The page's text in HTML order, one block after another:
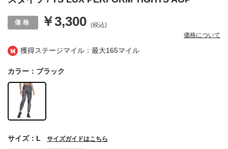
獲得ステージマイル：最大165マイル
￥3,300 (税込)
価格について
カラー：ブラック
サイズ：L サイズガイドはこちら